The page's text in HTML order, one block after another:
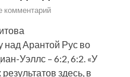
комментарий
над Арантой Рус во
Уэллс – 6:2, 6:2. «У
здесь, в